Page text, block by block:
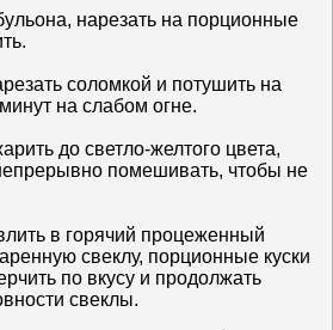
нарезать на порционные
соломкой и потушить на
на слабом огне.
до светло-желтого цвета,
помешивать, чтобы не
в горячий процеженный
свеклу, порционные куски
по вкусу и продолжать
свеклы.